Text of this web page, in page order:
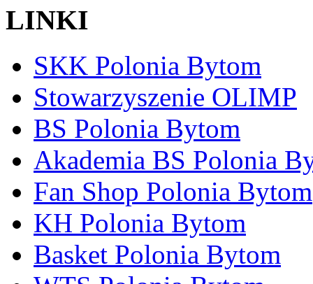
LINKI
SKK Polonia Bytom
Stowarzyszenie OLIMP
BS Polonia Bytom
Akademia BS Polonia
Fan Shop Polonia Bytom
KH Polonia Bytom
Basket Polonia Bytom